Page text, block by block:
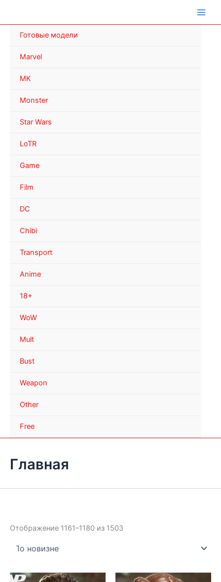
Готовые модели
Marvel
MK
Monster
Star Wars
LoTR
Game
Film
DC
Chibi
Transport
Anime
18+
WoW
Mult
Bust
Weapon
Other
Free
Главная
Отображение 1161–1180 из 1503